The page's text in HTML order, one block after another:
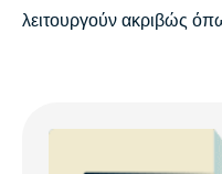
λειτουργούν ακριβώς